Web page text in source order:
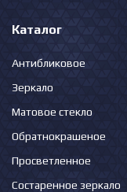
Каталог
Антибликовое
Зеркало
Матовое стекло
Обратнокрашеное
Просветленное
Состаренное зеркало